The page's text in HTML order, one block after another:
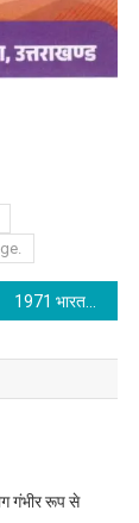
गंभीर रूप से